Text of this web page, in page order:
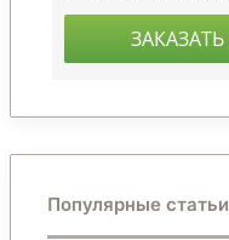
Популярные статьи